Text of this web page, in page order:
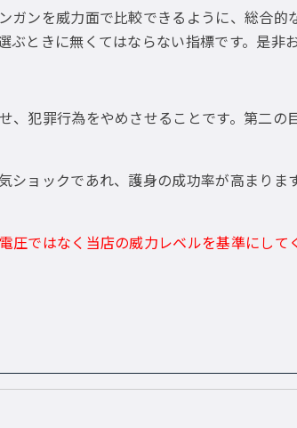
ンを威力面で比較できるように、総合的
ときに無くてはならない指標です。是非
犯罪行為をやめさせることです。第二の
ョックであれ、護身の成功率が高まりま
ではなく当店の威力レベルを基準にして